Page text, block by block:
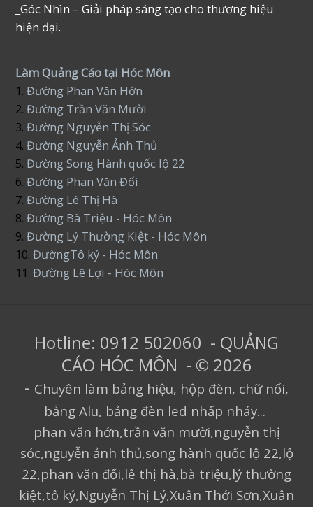
_Góc Nhìn – Giải pháp sáng tạo cho thương hiệu
hiện đại.
Làm Quảng Cáo tại Hóc Môn
1.Đường Phan Văn Hớn
2.Đường Trần Văn Mười
3.Đường Nguyễn Thị Sóc
4. Đường Nguyễn Ảnh Thủ
5.Đường Song Hành quốc lộ 22
6.Đường Phan Văn Đối
7. Đường Lê Thị Hà
8.Đường Bà Triệu - Hóc Môn
9.Đường Lý Thường Kiệt - Hóc Môn
10.ĐườngTô ký - Hóc Môn
11.Đường Lê Lợi - Hóc Môn
Hotline: 0912 502060 - QUẢNG
CÁO HÓC MÔN - © 2026
- Chuyên làm bảng hiệu, hộp đèn, chữ nổi,
bảng Alu, bảng đèn led nhấp nháy...
phan văn hớn,trần văn mười,nguyễn thị
sóc,nguyễn ảnh thủ,song hành quốc lộ 22,lộ
22,phan văn đối,lê thị hà,bà triệu,lý thường
kiệt,tô ký,Nguyễn Thị Lý,Xuân Thới Sơn,Xuân